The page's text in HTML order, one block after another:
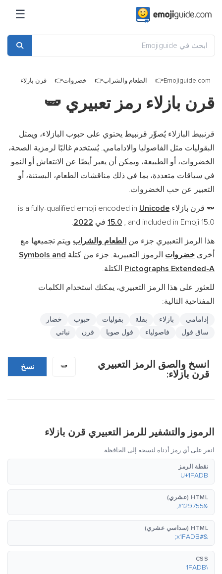
☰
Emojiguide.com الطعام والشراب خضروات قرن بازلاء
قرن بازلاء رمز تعبيري 🫛
قرنبيط البازلاء يُصوِّر قرنبيط يحتوي على حبوب البازلاء، ويمثل
البقوليات مثل الفاصوليا والادامامي. يُستخدم غالبًا لرمزية الصحة،
الخضروات، أو الطبيعة، ويمكن أن يعبر أيضًا عن الانتعاش أو النمو
في سياقات متعددة، بما في ذلك مناقشات الطعام، البستنة، أو
التعبير عن حب الخضروات.
🫛 قرن بازلاء is a fully-qualified emoji encoded in Unicode
15.0 , and included in Emoji 15.0 في 2022
.
هذا الرمز التعبيري جزء من الطعام والشراب ويتم تجميعها مع
أخرى خضروات الرموز التعبيرية. جزء من كتلة Symbols and
Pictographs Extended-A الكتلة.
للعثور على هذا الرمز التعبيري، يمكنك استخدام الكلمات
المفتاحية التالية:
إدامامي بازلاء بقلة بقوليات حبوب
خضار
ساق فول
فاصولياء فول صويا قرن نباتي
انسخ والصق الرمز التعبيري
قرن بازلاء:
🫛 نسخ
الرموز والتشفير للرمز التعبيري قرن بازلاء
انقر على أي رمز أدناه لنسخه إلى الحافظة.
نقطة الرمز
U+1FADB
HTML (عشري)
&#129755;
HTML (سداسي عشري)
&#x1FADB;
CSS
\1FADB